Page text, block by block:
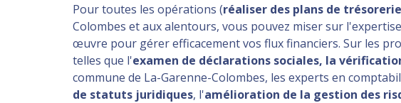
Pour toutes les opérations (réaliser des plans de
Colombes et aux alentours, vous pouvez miser sur
œuvre pour gérer efficacement vos flux financiers. Sur les
telles que l'examen de déclarations sociales, la
commune de La-Garenne-Colombes, les experts en
de statuts juridiques, l'amélioration de la gestion des